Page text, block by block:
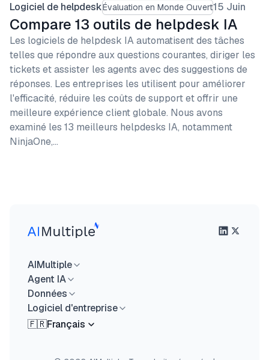
Logiciel de helpdeskÉvaluation en Monde Ouvert15 Juin
Compare 13 outils de helpdesk IA
Les logiciels de helpdesk IA automatisent des tâches
telles que répondre aux questions courantes, diriger les
tickets et assister les agents avec des suggestions de
réponses. Les entreprises les utilisent pour améliorer
l'efficacité, réduire les coûts de support et offrir une
meilleure expérience client globale. Nous avons
examiné les 13 meilleurs helpdesks IA, notamment
NinjaOne,…
AIMultiple
Agent IA
Données
Logiciel d'entreprise
🇫🇷Français